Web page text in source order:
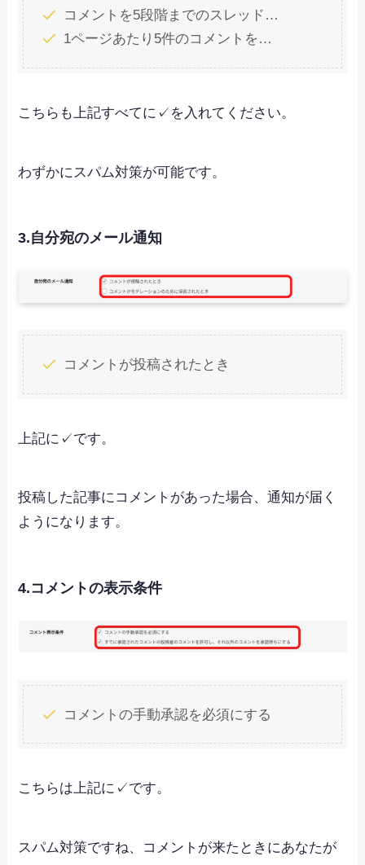
コメントを5段階までのスレッド…
1ページあたり5件のコメントを…
こちらも上記すべてに✓を入れてください。
わずかにスパム対策が可能です。
3.自分宛のメール通知
コメントが投稿されたとき
上記に✓です。
投稿した記事にコメントがあった場合、通知が届く
ようになります。
4.コメントの表示条件
コメントの手動承認を必須にする
こちらは上記に✓です。
スパム対策ですね、コメントが来たときにあなたが